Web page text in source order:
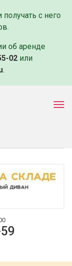
с него
об аренде
02 или
.